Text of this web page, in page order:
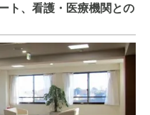
ト、看護・医療機関との